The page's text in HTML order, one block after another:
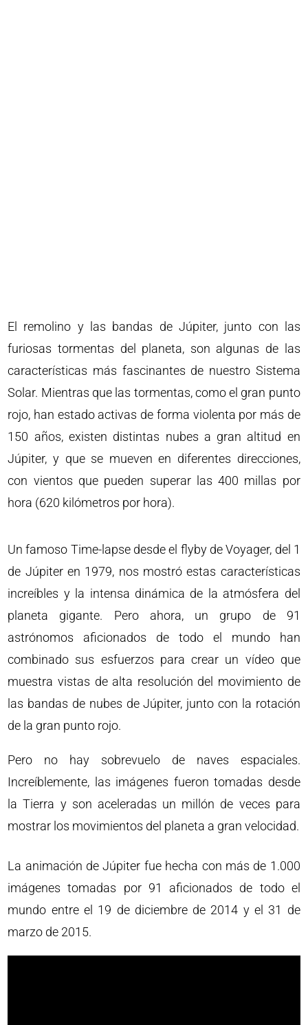
El remolino y las bandas de Júpiter, junto con las
furiosas tormentas del planeta, son algunas de las
características más fascinantes de nuestro Sistema
Solar. Mientras que las tormentas, como el gran punto
rojo, han estado activas de forma violenta por más de
150 años, existen distintas nubes a gran altitud en
Júpiter, y que se mueven en diferentes direcciones,
con vientos que pueden superar las 400 millas por
hora (620 kilómetros por hora).
Un famoso Time-lapse desde el flyby de Voyager, del 1
de Júpiter en 1979, nos mostró estas características
increíbles y la intensa dinámica de la atmósfera del
planeta gigante. Pero ahora, un grupo de 91
astrónomos aficionados de todo el mundo han
combinado sus esfuerzos para crear un vídeo que
muestra vistas de alta resolución del movimiento de
las bandas de nubes de Júpiter, junto con la rotación
de la gran punto rojo.
Pero no hay sobrevuelo de naves espaciales.
Increíblemente, las imágenes fueron tomadas desde
la Tierra y son aceleradas un millón de veces para
mostrar los movimientos del planeta a gran velocidad.
La animación de Júpiter fue hecha con más de 1.000
imágenes tomadas por 91 aficionados de todo el
mundo entre el 19 de diciembre de 2014 y el 31 de
marzo de 2015.